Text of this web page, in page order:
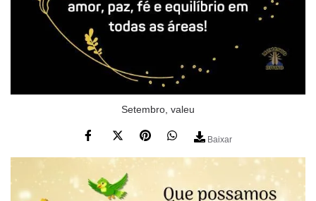
Setembro, valeu
Baixar